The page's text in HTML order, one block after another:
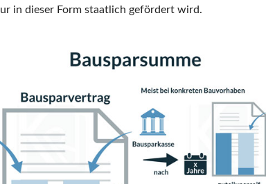
in dieser Form staatlich gefördert wird.